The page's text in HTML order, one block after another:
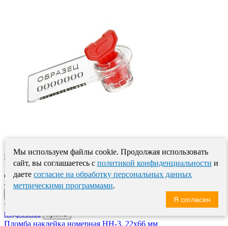
РОТОР-1 – контрольная пластиковая пломба, состоя..
от
7.20
-
+
подробнее
Пломба наклейка номерная НН-3, 22х66 мм
Мы используем файлы cookie. Продолжая использовать
сайт, вы соглашаетесь с политикой конфиденциальности и
даете согласие на обработку персональных данных
метрическими программами.
Я согласен